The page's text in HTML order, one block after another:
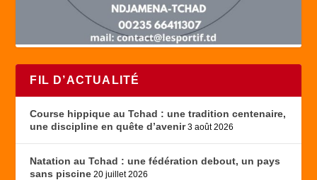
FIL D’ACTUALITÉ
Course hippique au Tchad : une tradition centenaire,
une discipline en quête d’avenir 3 août 2026
Natation au Tchad : une fédération debout, un pays
sans piscine 20 juillet 2026